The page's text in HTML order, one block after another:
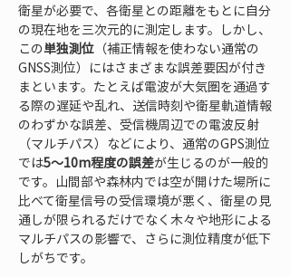
衛星が必要で、各衛星との距離をもとに自分
の現在地を三次元的に測定します。しかし、
この単独測位 （補正情報を使わない通常の
GNSS測位）にはさまざまな誤差要因が付き
まといます。たとえば電波が大気圏を通過す
る際の遅延や乱れ、送信時刻や衛星軌道情報
のわずかな誤差、受信機周辺での電波反射
（マルチパス）などにより、通常のGPS測位
では5～10m程度の誤差が生じるのが一般的
です。山間部や森林内では空が開けた場所に
比べて衛星信号の受信環境が悪く、衛星の見
通しが限られるだけでなく木々や地形による
マルチパスの影響で、さらに測位精度が低下
しがちです。